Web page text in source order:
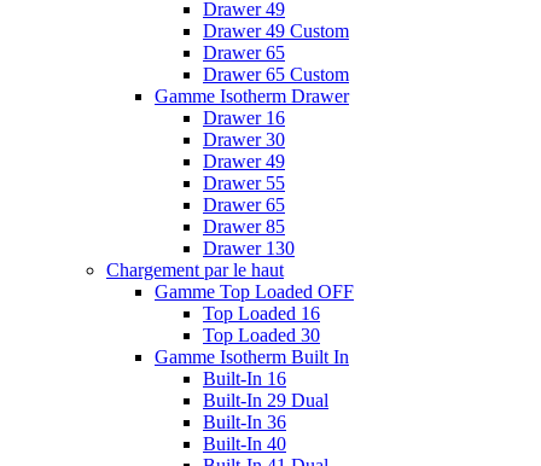
Drawer 49
Drawer 49 Custom
Drawer 65
Drawer 65 Custom
Gamme Isotherm Drawer
Drawer 16
Drawer 30
Drawer 49
Drawer 55
Drawer 65
Drawer 85
Drawer 130
Chargement par le haut
Gamme Top Loaded OFF
Top Loaded 16
Top Loaded 30
Gamme Isotherm Built In
Built-In 16
Built-In 29 Dual
Built-In 36
Built-In 40